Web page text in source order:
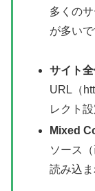
多くの
が多いで
サイト
URL（
レクト
Mixed
ソース
読み込ま